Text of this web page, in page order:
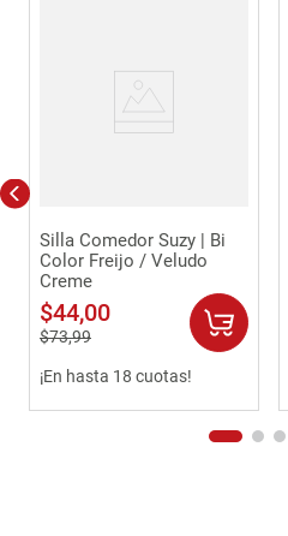
Silla Comedor Suzy | Bi
Color Freijo / Veludo
Creme
$44,00
$73,99
¡En hasta 18 cuotas!